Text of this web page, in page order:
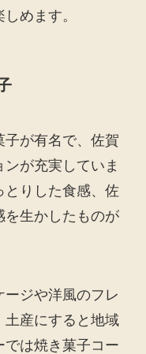
めます。
が有名で、佐賀
が充実していま
りした食感、佐
を生かしたものが
ジや洋風のフレ
土産にすると地域
では焼き菓子コー